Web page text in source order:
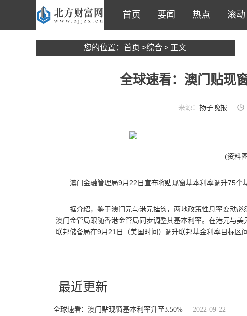
首页 要闻 热点 滚动
您的位置： 首页 >综合 > 正文
全球速看：澳门贴现
来源： 扬子晚报
(资料
澳门金融管理局9月22日宣布将贴现窗基本利率调升75个
据介绍，鉴于澳门元与港元挂钩，两地政策性息率变动必
澳门金管局跟随香港金管局同步调整其基本利率。在港元与
联邦储备局在9月21日（美国时间）调升联邦基金利率目标区
最近更新
全球速看：澳门贴现窗基本利率升至3.50%
2022-09-22